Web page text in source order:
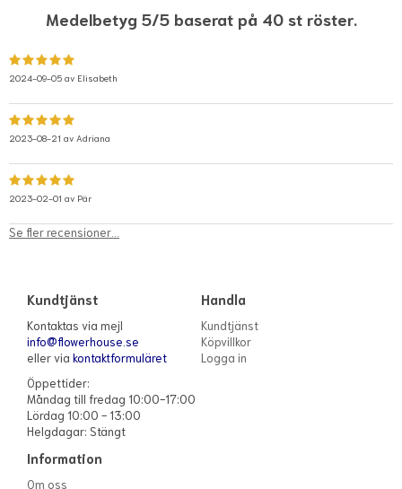
Medelbetyg 5/5 baserat på 40 st röster.
2024-09-05 av Elisabeth
2023-08-21 av Adriana
2023-02-01 av Pär
Se fler recensioner...
Kundtjänst
Kontaktas via mejl
info@flowerhouse.se
eller via kontaktformuläret
Öppettider:
Måndag till fredag 10:00-17:00
Lördag 10:00 - 13:00
Helgdagar: Stängt
Handla
Kundtjänst
Köpvillkor
Logga in
Information
Om oss